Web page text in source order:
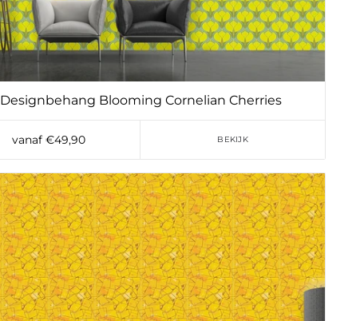
Toevoegen aan verlanglijst
Designbehang Blooming Cornelian Cherries
vanaf €49,90 BEKIJK